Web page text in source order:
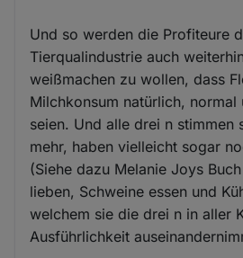
Und so werden die Profiteure
Tierqualindustrie auch
weißmachen zu wollen, dass
Milchkonsum natürlich, normal
seien. Und alle drei n stimmen
mehr, haben vielleicht sogar
(Siehe dazu Melanie Joys
lieben, Schweine essen und
welchem sie die drei n in aller
Ausführlichkeit